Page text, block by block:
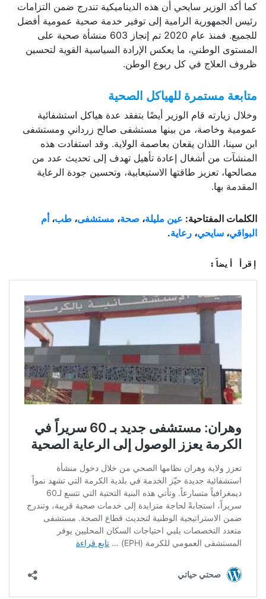
كما أكد الوزير سايحي أن هذه الديناميكية تندرج ضمن التزامات
رئيس الجمهورية الرامية إلى توفير خدمة صحية عمومية أفضل
للجميع. فمنذ عام 2020 تم إنجاز 603 منشأة صحية على
المستوى الوطني، ما يعكس الإرادة السياسية القوية لتحسين
ظروف العلاج في كل ربوع الوطن.
متابعة مستمرة للهياكل الصحية
وخلال زيارته قام الوزير أيضًا بتفقد عدة هياكل استشفائية
عمومية وخاصة، من بينها مستشفى صالح زرداني ومستشفى
ابن سينا، اللذان يقعان بعاصمة الولاية. وقد استفادت هذه
المنشآت من أشغال إعادة تأهيل تهدف إلى تحديث عدد من
مصالحها، تعزيز طاقتها الاستيعابية، وتحسين جودة الرعاية
المقدمة بها.
الكلمات المفتاحية: عين مليلة، صحة، مستشفى، طب، أم
البواقي، سايحي، رعاية.
إقرأ أيضاً: